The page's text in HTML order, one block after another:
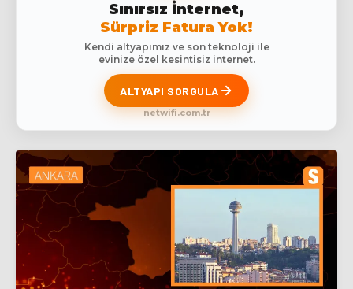
Sınırsız İnternet,
Sürpriz Fatura Yok!
Kendi altyapımız ve son teknoloji ile
evinize özel kesintisiz internet.
ALTYAPI SORGULA
netwifi.com.tr